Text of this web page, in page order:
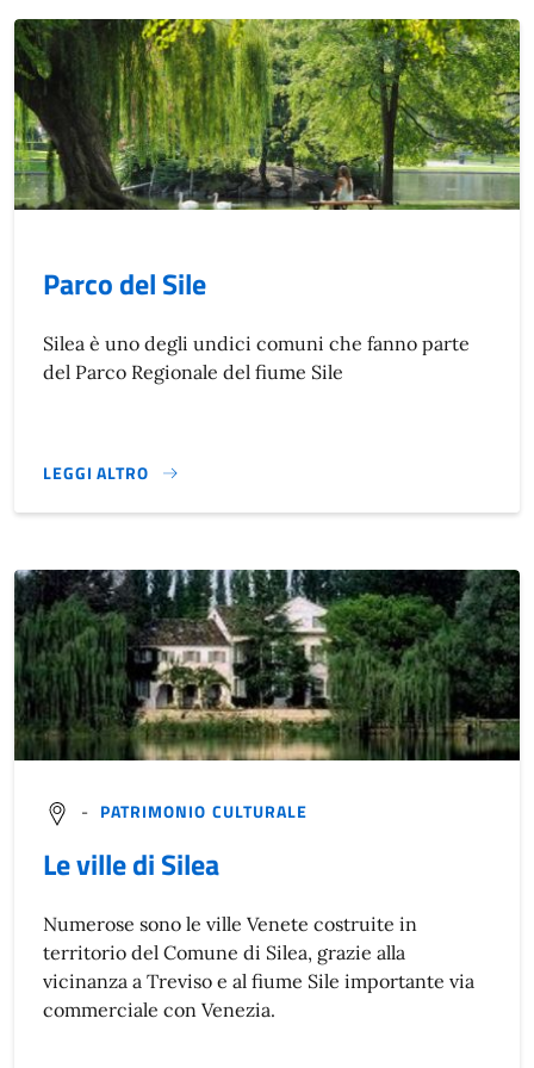
Parco del Sile
Silea è uno degli undici comuni che fanno parte
del Parco Regionale del fiume Sile
LEGGI ALTRO
PARCO DEL SILE}
- PATRIMONIO CULTURALE
Le ville di Silea
Numerose sono le ville Venete costruite in
territorio del Comune di Silea, grazie alla
vicinanza a Treviso e al fiume Sile importante via
commerciale con Venezia.